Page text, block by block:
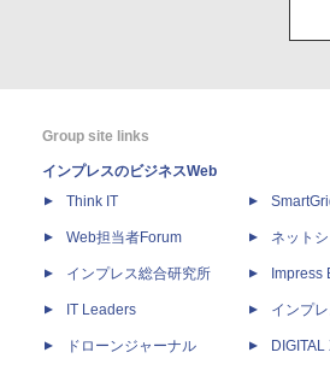
Group site links
インプレスのビジネスWeb
Think IT
Web担当者Forum
インプレス総合研究所
IT Leaders
ドローンジャーナル
ネット
Impress
インプ
DIGITAL